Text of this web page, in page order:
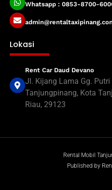
Whatsapp : 0853-8700-
Lokasi
Rent Car Daud Devano
Jl. Kijang Lama Gg. Putri
Tanjungpinang, Kota
Riau, 29123
Rental Mobil
Published by